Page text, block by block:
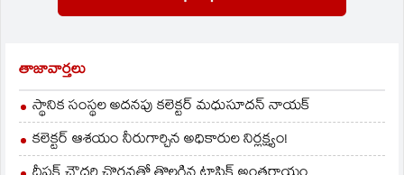
తాజావార్తలు
స్థానిక సంస్థల అదనపు కలెక్టర్ మధుసూదన్ నాయక్
కలెక్టర్ ఆశయం నీరుగార్చిన అధికారుల నిర్లక్ష్యం!